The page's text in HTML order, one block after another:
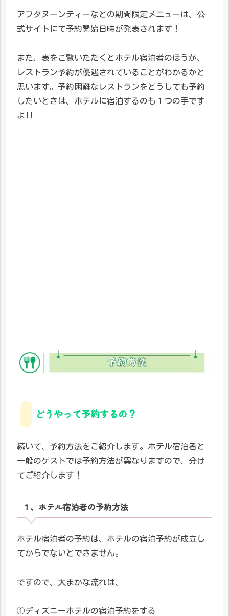
アフタヌーンティーなどの期間限定メニューは、公
式サイトにて予約開始日時が発表されます！
また、表をご覧いただくとホテル宿泊者のほうが、
レストラン予約が優遇されていることがわかるかと
思います。予約困難なレストランをどうしても予約
したいときは、ホテルに宿泊するのも１つの手です
よ!!
どうやって予約するの？
続いて、予約方法をご紹介します。ホテル宿泊者と
一般のゲストでは予約方法が異なりますので、分け
てご紹介します！
１、ホテル宿泊者の予約方法
ホテル宿泊者の予約は、ホテルの宿泊予約が成立し
てからでないとできません。
ですので、大まかな流れは、
①ディズニーホテルの宿泊予約をする